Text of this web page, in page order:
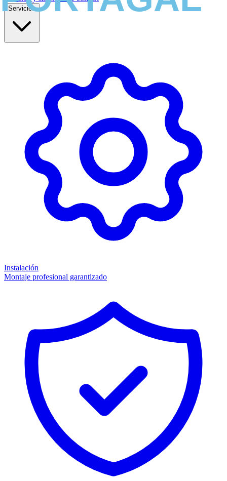
Servicios
Instalación
Montaje profesional garantizado